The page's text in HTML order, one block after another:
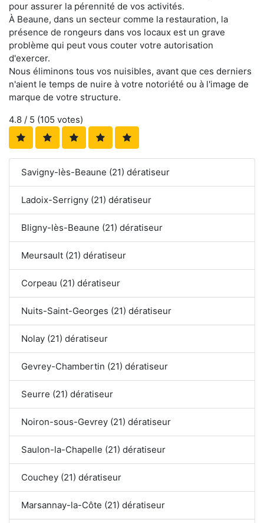
pour assurer la pérennité de vos activités.
À Beaune, dans un secteur comme la restauration, la
présence de rongeurs dans vos locaux est un grave
problème qui peut vous couter votre autorisation
d'exercer.
Nous éliminons tous vos nuisibles, avant que ces derniers
n'aient le temps de nuire à votre notoriété ou à l'image de
marque de votre structure.
4.8 / 5 (105 votes)
Savigny-lès-Beaune (21) dératiseur
Ladoix-Serrigny (21) dératiseur
Bligny-lès-Beaune (21) dératiseur
Meursault (21) dératiseur
Corpeau (21) dératiseur
Nuits-Saint-Georges (21) dératiseur
Nolay (21) dératiseur
Gevrey-Chambertin (21) dératiseur
Seurre (21) dératiseur
Noiron-sous-Gevrey (21) dératiseur
Saulon-la-Chapelle (21) dératiseur
Couchey (21) dératiseur
Marsannay-la-Côte (21) dératiseur